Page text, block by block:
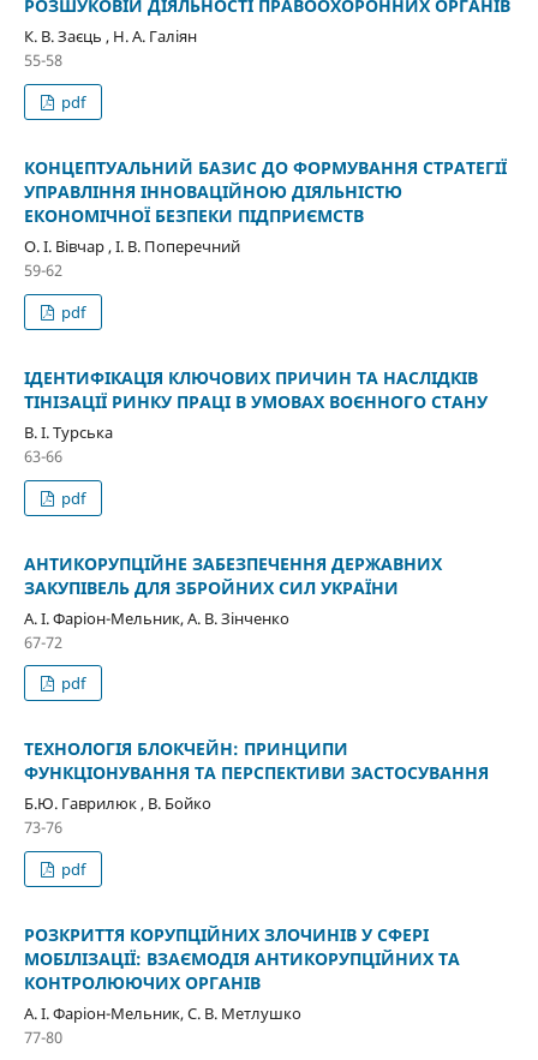
РОЗШУКОВІЙ ДІЯЛЬНОСТІ ПРАВООХОРОННИХ ОРГАНІВ
К. В. Заєць , Н. А. Галіян
55-58
pdf
КОНЦЕПТУАЛЬНИЙ БАЗИС ДО ФОРМУВАННЯ СТРАТЕГІЇ
УПРАВЛІННЯ ІННОВАЦІЙНОЮ ДІЯЛЬНІСТЮ
ЕКОНОМІЧНОЇ БЕЗПЕКИ ПІДПРИЄМСТВ
О. І. Вівчар , І. В. Поперечний
59-62
pdf
ІДЕНТИФІКАЦІЯ КЛЮЧОВИХ ПРИЧИН ТА НАСЛІДКІВ
ТІНІЗАЦІЇ РИНКУ ПРАЦІ В УМОВАХ ВОЄННОГО СТАНУ
В. І. Турська
63-66
pdf
АНТИКОРУПЦІЙНЕ ЗАБЕЗПЕЧЕННЯ ДЕРЖАВНИХ
ЗАКУПІВЕЛЬ ДЛЯ ЗБРОЙНИХ СИЛ УКРАЇНИ
А. І. Фаріон-Мельник, А. В. Зінченко
67-72
pdf
ТЕХНОЛОГІЯ БЛОКЧЕЙН: ПРИНЦИПИ
ФУНКЦІОНУВАННЯ ТА ПЕРСПЕКТИВИ ЗАСТОСУВАННЯ
Б.Ю. Гаврилюк , В. Бойко
73-76
pdf
РОЗКРИТТЯ КОРУПЦІЙНИХ ЗЛОЧИНІВ У СФЕРІ
МОБІЛІЗАЦІЇ: ВЗАЄМОДІЯ АНТИКОРУПЦІЙНИХ ТА
КОНТРОЛЮЮЧИХ ОРГАНІВ
А. І. Фаріон-Мельник, С. В. Метлушко
77-80